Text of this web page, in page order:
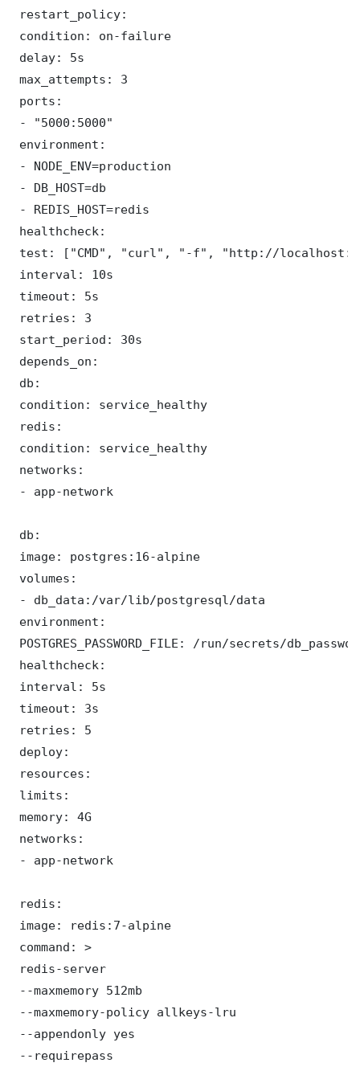
restart_policy:
condition: on-failure
delay: 5s
max_attempts: 3
ports:
- "5000:5000"
environment:
- NODE_ENV=production
- DB_HOST=db
- REDIS_HOST=redis
healthcheck:
test: ["CMD", "curl", "-f", "http://
interval: 10s
timeout: 5s
retries: 3
start_period: 30s
depends_on:
db:
condition: service_healthy
redis:
condition: service_healthy
networks:
- app-network
db:
image: postgres:16-alpine
volumes:
- db_data:/var/lib/postgresql/data
environment:
POSTGRES_PASSWORD_FILE: /run/secrets/
healthcheck:
interval: 5s
timeout: 3s
retries: 5
deploy:
resources:
limits:
memory: 4G
networks:
- app-network
redis:
image: redis:7-alpine
command: >
redis-server
--maxmemory 512mb
--maxmemory-policy allkeys-lru
--appendonly yes
--requirepass